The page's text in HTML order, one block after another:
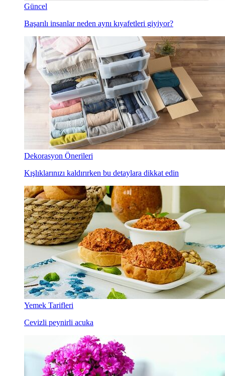
Güncel
Başarılı insanlar neden aynı kıyafetleri giyiyor?
Dekorasyon Önerileri
Kışlıklarınızı kaldırırken bu detaylara dikkat edin
Yemek Tarifleri
Cevizli peynirli acuka